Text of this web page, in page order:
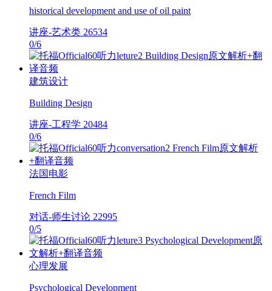
historical development and use of oil paint
讲座-艺术类 26534
0/6
建筑设计
Building Design
讲座-工程学 20484
0/6
法国电影
French Film
对话-师生讨论 22995
0/5
心理发展
Psychological Development